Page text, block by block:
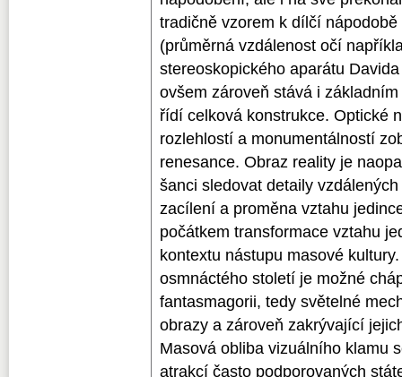
tradičně vzorem k dílčí
(průměrná vzdálenost očí
stereoskopického aparátu
ovšem zároveň stává i
řídí celková konstrukce. Optické
rozlehlostí a monumentálností
renesance. Obraz reality je
šanci sledovat detaily
zacílení a proměna vztahu
počátkem transformace vztahu
kontextu nástupu masové
osmnáctého století je možné
fantasmagorii, tedy světelné
obrazy a zároveň zakrývající
Masová obliba vizuálního klamu
atrakcí často podporovaných